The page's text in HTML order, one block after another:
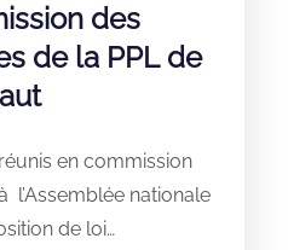
des
de la PPL de
en commission
l’Assemblée nationale
de loi